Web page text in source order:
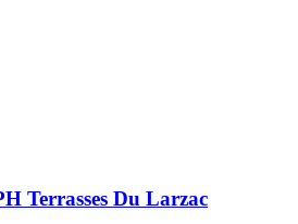
Terrasses Du Larzac